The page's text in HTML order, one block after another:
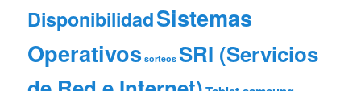
DisponibilidadSistemas
Operativos sorteos SRI (Servicios